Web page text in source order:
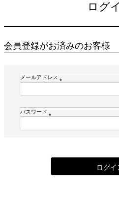
ログ
会員登録がお済みのお客様
メールアドレス
須
)
パスワード
ログイ